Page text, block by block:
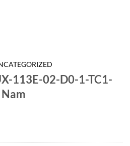
113E-02-D0-1-TC1-